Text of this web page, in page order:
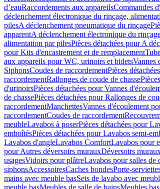
d’eauRaccordements aux appareilsCommandes
déclenchement électronique du rinçage,
pilesA déclenchement pneumatique du rinçage
apparentA déclenchement électronique du
alimentation par pilesPièces détachées pour A
pour Kits d'encastrement et de remplacement
aux appareils pour WC, urinoirs et bidetsVannes
SiphonsCoudes de raccordementPièces
raccordementRallonges de coude de chasse
d'urinoirsPièces détachées pour Vannes
de chassePièces détachées pour Rallonges de
raccordementManchettesVannes d'écoulement
raccordementCoudes de raccordement
meubleLavabos à poserPièces détachées pour
emboîtésPièces détachées pour Lavabos semi-
Lavabos d'angleLavabos ComfortLavabos pour
pour Autres déversoirs murauxDéversoirs
usagesVidoirs pour plâtreLavabos pour salles de
siphonsAccessoiresCaches bondesPorte-
mains avec meuble basSets de lavabo avec
meuble basMeubles de salle de bainsMeubles bas